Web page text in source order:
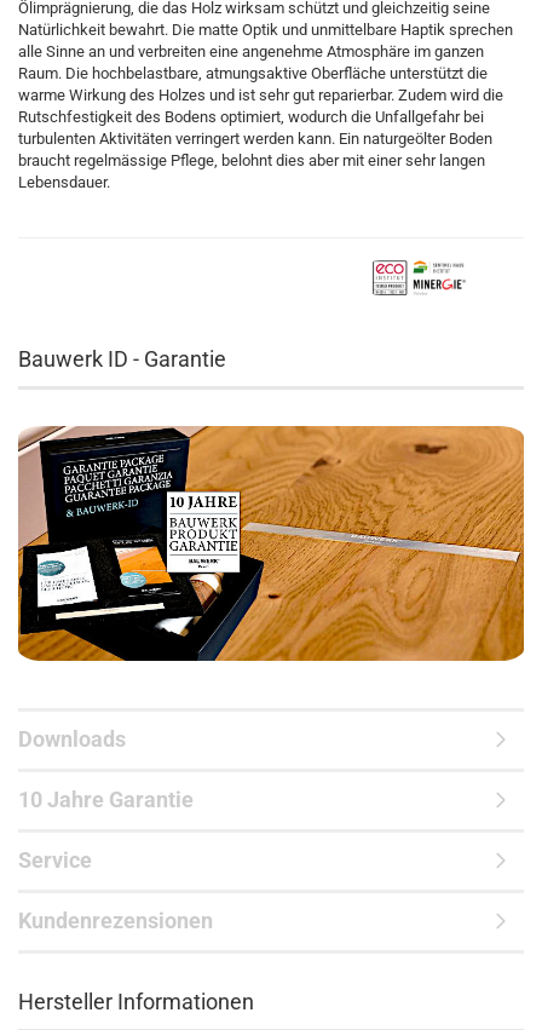
Ölimprägnierung, die das Holz wirksam schützt und gleichzeitig seine
Natürlichkeit bewahrt. Die matte Optik und unmittelbare Haptik sprechen
alle Sinne an und verbreiten eine angenehme Atmosphäre im ganzen
Raum. Die hochbelastbare, atmungsaktive Oberfläche unterstützt die
warme Wirkung des Holzes und ist sehr gut reparierbar. Zudem wird die
Rutschfestigkeit des Bodens optimiert, wodurch die Unfallgefahr bei
turbulenten Aktivitäten verringert werden kann. Ein naturgeölter Boden
braucht regelmässige Pflege, belohnt dies aber mit einer sehr langen
Lebensdauer.
Bauwerk ID - Garantie
Downloads
10 Jahre Garantie
Service
Kundenrezensionen
Hersteller Informationen